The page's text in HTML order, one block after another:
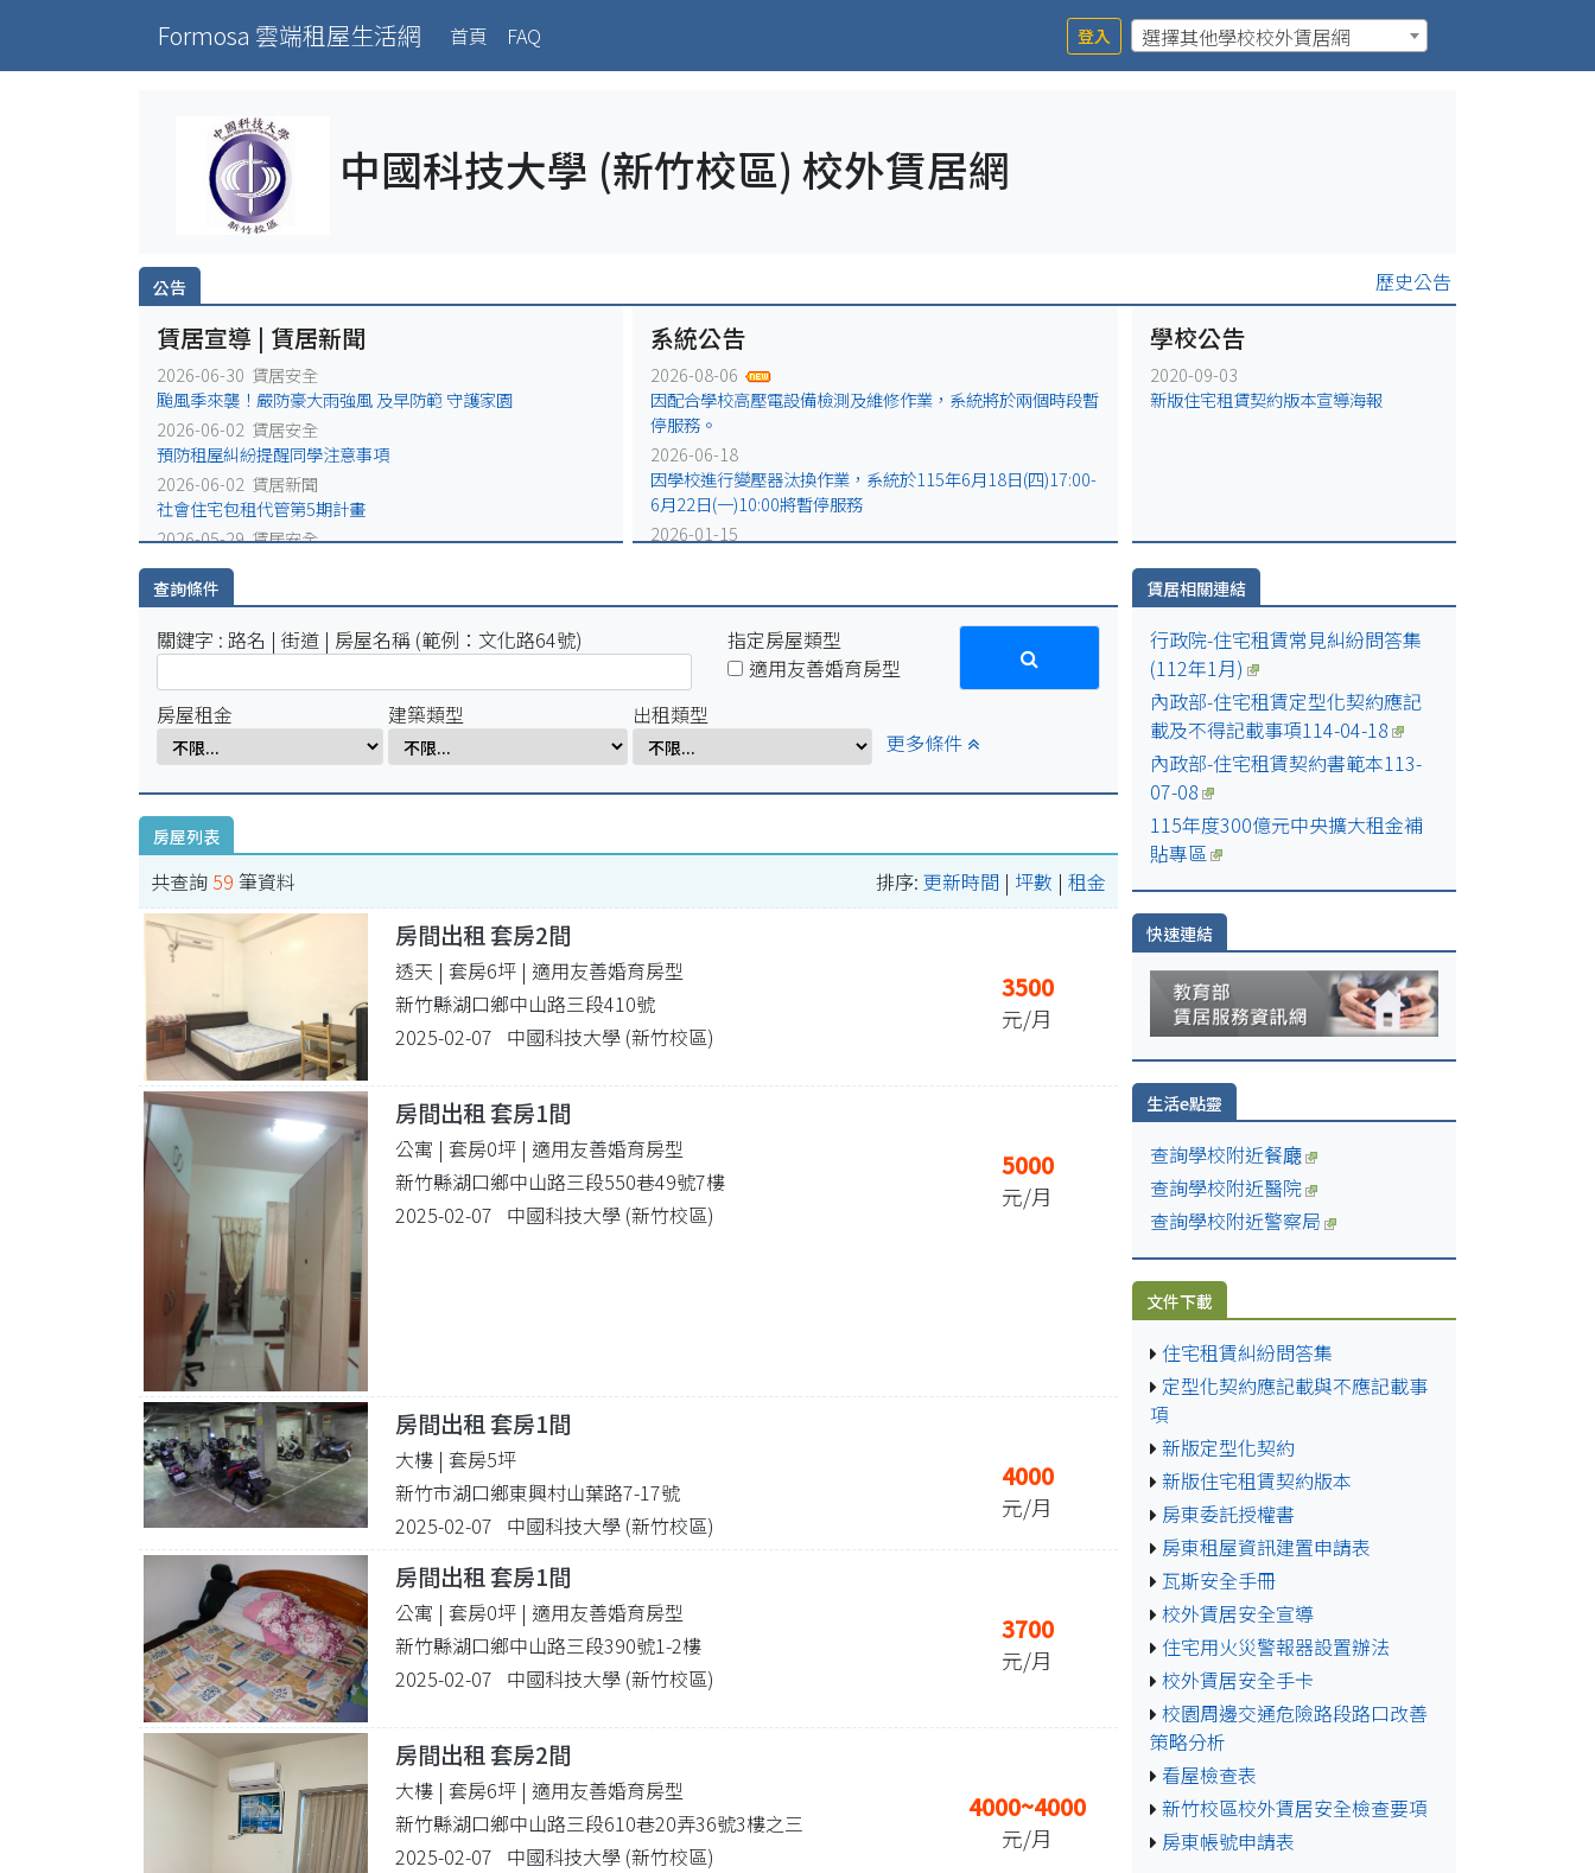
Formosa 雲端租屋生活網 首頁 (current)
FAQ 登入 選擇其他學校校外賃居網
中國科技大學 (新竹校區) 校外賃居網
公告 歷史公告
賃居宣導 | 賃居新聞
2026-06-30 賃居安全
颱風季來襲！嚴防豪大雨強風 及早防範 守護家園
2026-06-02 賃居安全
預防租屋糾紛提醒同學注意事項
2026-06-02 賃居新聞
社會住宅包租代管第5期計畫
2026-05-29 賃居安全
火災避難，千萬別躲浴室廁所!
2026-05-25 賃居安全
2026-05-18 賃居新聞
系統公告
2026-08-06
因配合學校高壓電設備檢測及維修作業，系統將於兩個時段暫
停服務。
2026-06-18
因學校進行變壓器汰換作業，系統於115年6月18日(四)17:00-
6月22日(一)10:00將暫停服務
2026-01-15
2025-12-31
因配合學校電力設備緊急維修作業，系統於115年1月2日
(五)17:00-1月5日(一)10:00將暫停服務。
2025-07-29
因配合學校例行性停電作業，系統於114年8月15日(五)16:00-
8月18日(一)10:00將暫停服務。
2025-04-01
因配合學校電氣設備檢修作業，系統於114年4月1日
學校公告
2020-09-03
新版住宅租賃契約版本宣導海報
查詢條件
關鍵字 : 路名 | 街道 | 房屋名稱 (範例：文化路64號)
指定房屋類型
適用友善婚育房型
房屋租金
建築類型
出租類型
更多條件
房屋列表
共查詢 59 筆資料 排序: 更新時間 | 坪數 | 租金
房間出租 套房2間
透天 | 套房6坪 | 適用友善婚育房型
新竹縣湖口鄉中山路三段410號
2025-02-07 中國科技大學 (新竹校區)
3500
元/月
房間出租 套房1間
公寓 | 套房0坪 | 適用友善婚育房型
新竹縣湖口鄉中山路三段550巷49號7樓
2025-02-07 中國科技大學 (新竹校區)
5000
元/月
房間出租 套房1間
大樓 | 套房5坪
新竹市湖口鄉東興村山葉路7-17號
2025-02-07 中國科技大學 (新竹校區)
4000
元/月
房間出租 套房1間
公寓 | 套房0坪 | 適用友善婚育房型
新竹縣湖口鄉中山路三段390號1-2樓
2025-02-07 中國科技大學 (新竹校區)
3700
元/月
房間出租 套房2間
大樓 | 套房6坪 | 適用友善婚育房型
新竹縣湖口鄉中山路三段610巷20弄36號3樓之三
2025-02-07 中國科技大學 (新竹校區)
4000~4000
元/月
賃居相關連結
行政院-住宅租賃常見糾紛問答集
(112年1月)
內政部-住宅租賃定型化契約應記
載及不得記載事項114-04-18
內政部-住宅租賃契約書範本113-
07-08
115年度300億元中央擴大租金補
貼專區
快速連結
生活e點靈
查詢學校附近餐廰
查詢學校附近醫院
查詢學校附近警察局
文件下載
住宅租賃糾紛問答集
定型化契約應記載與不應記載事
項
新版定型化契約
新版住宅租賃契約版本
房東委託授權書
房東租屋資訊建置申請表
瓦斯安全手冊
校外賃居安全宣導
住宅用火災警報器設置辦法
校外賃居安全手卡
校園周邊交通危險路段路口改善
策略分析
看屋檢查表
新竹校區校外賃居安全檢查要項
房東帳號申請表